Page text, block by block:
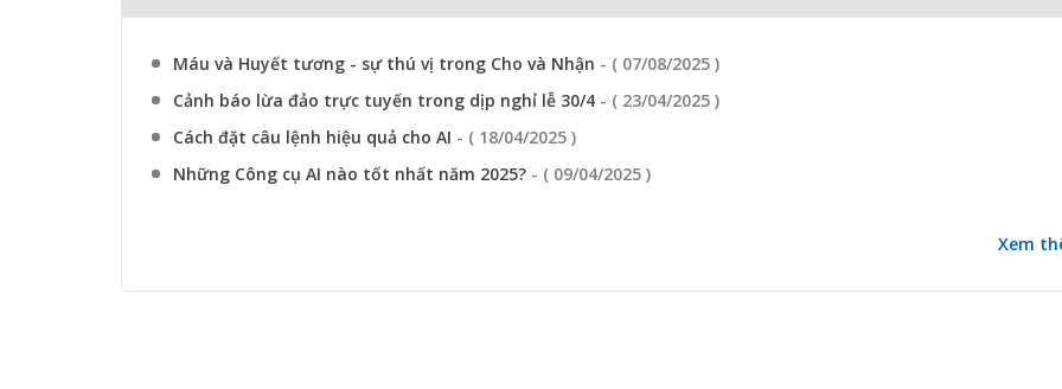
Máu và Huyết tương - sự thú vị trong Cho và Nhận - ( 07/08/2025 )
Cảnh báo lừa đảo trực tuyến trong dịp nghỉ lễ 30/4 - ( 23/04/2025 )
Cách đặt câu lệnh hiệu quả cho AI - ( 18/04/2025 )
Những Công cụ AI nào tốt nhất năm 2025? - ( 09/04/2025 )
Xem